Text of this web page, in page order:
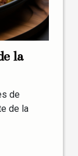
la
de
de la